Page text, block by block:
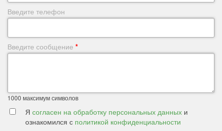
Введите телефон
Введите сообщение *
1000 максимум символов
Я согласен на обработку персональных данных и
ознакомился с политикой конфиденциальности